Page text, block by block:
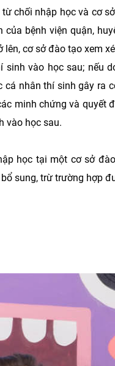
chối nhập học và cơ
của bệnh viện quận,
lên, cơ sở đào tạo xem
sinh vào học sau; nếu
cá nhân thí sinh gây ra
minh chứng và quyết
vào học sau.
học tại một cơ sở
sung, trừ trường hợp